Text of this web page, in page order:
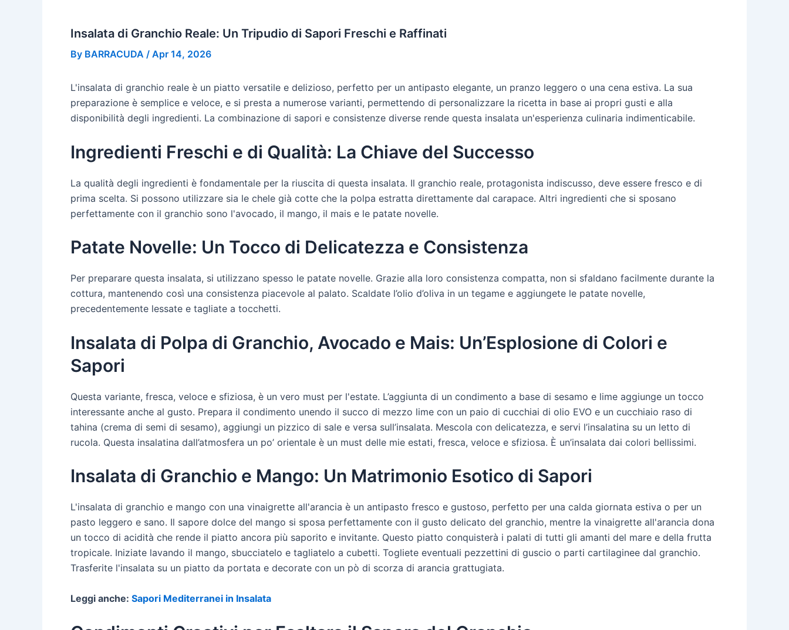
Insalata di Granchio Reale: Un Tripudio di Sapori Freschi e Raffinati
By BARRACUDA / Apr 14, 2026
L'insalata di granchio reale è un piatto versatile e delizioso, perfetto per un antipasto elegante, un pranzo leggero o una cena estiva. La sua
preparazione è semplice e veloce, e si presta a numerose varianti, permettendo di personalizzare la ricetta in base ai propri gusti e alla
disponibilità degli ingredienti. La combinazione di sapori e consistenze diverse rende questa insalata un'esperienza culinaria indimenticabile.
Ingredienti Freschi e di Qualità: La Chiave del Successo
La qualità degli ingredienti è fondamentale per la riuscita di questa insalata. Il granchio reale, protagonista indiscusso, deve essere fresco e di
prima scelta. Si possono utilizzare sia le chele già cotte che la polpa estratta direttamente dal carapace. Altri ingredienti che si sposano
perfettamente con il granchio sono l'avocado, il mango, il mais e le patate novelle.
Patate Novelle: Un Tocco di Delicatezza e Consistenza
Per preparare questa insalata, si utilizzano spesso le patate novelle. Grazie alla loro consistenza compatta, non si sfaldano facilmente durante la
cottura, mantenendo così una consistenza piacevole al palato. Scaldate l’olio d’oliva in un tegame e aggiungete le patate novelle,
precedentemente lessate e tagliate a tocchetti.
Insalata di Polpa di Granchio, Avocado e Mais: Un’Esplosione di Colori e
Sapori
Questa variante, fresca, veloce e sfiziosa, è un vero must per l'estate. L’aggiunta di un condimento a base di sesamo e lime aggiunge un tocco
interessante anche al gusto. Prepara il condimento unendo il succo di mezzo lime con un paio di cucchiai di olio EVO e un cucchiaio raso di
tahina (crema di semi di sesamo), aggiungi un pizzico di sale e versa sull’insalata. Mescola con delicatezza, e servi l’insalatina su un letto di
rucola. Questa insalatina dall’atmosfera un po’ orientale è un must delle mie estati, fresca, veloce e sfiziosa. È un’insalata dai colori bellissimi.
Insalata di Granchio e Mango: Un Matrimonio Esotico di Sapori
L'insalata di granchio e mango con una vinaigrette all'arancia è un antipasto fresco e gustoso, perfetto per una calda giornata estiva o per un
pasto leggero e sano. Il sapore dolce del mango si sposa perfettamente con il gusto delicato del granchio, mentre la vinaigrette all'arancia dona
un tocco di acidità che rende il piatto ancora più saporito e invitante. Questo piatto conquisterà i palati di tutti gli amanti del mare e della frutta
tropicale. Iniziate lavando il mango, sbucciatelo e tagliatelo a cubetti. Togliete eventuali pezzettini di guscio o parti cartilaginee dal granchio.
Trasferite l'insalata su un piatto da portata e decorate con un pò di scorza di arancia grattugiata.
Leggi anche: Sapori Mediterranei in Insalata